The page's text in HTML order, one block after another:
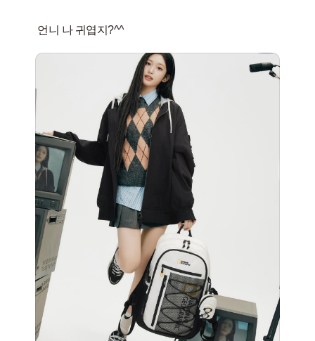
언니 나 귀엽지?^^